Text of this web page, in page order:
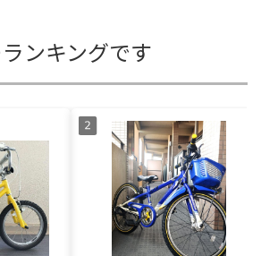
ンキングです